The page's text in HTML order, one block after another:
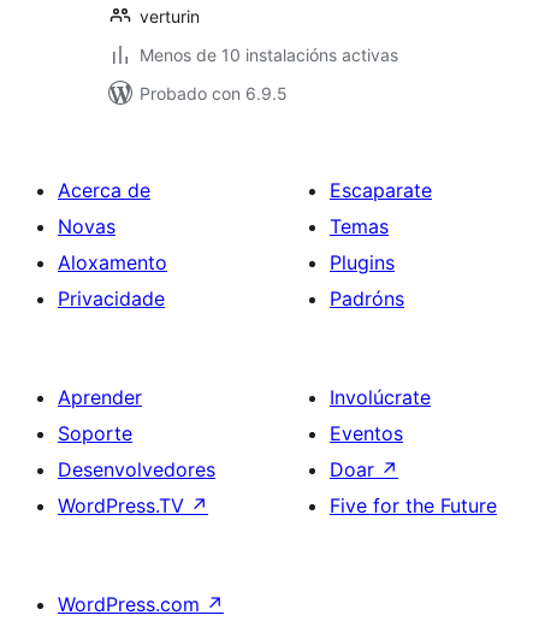
verturin
Menos de 10 instalacións activas
Probado con 6.9.5
Acerca de
Novas
Aloxamento
Privacidade
Escaparate
Temas
Plugins
Padróns
Aprender
Soporte
Desenvolvedores
WordPress.TV ↗
Involúcrate
Eventos
Doar ↗
Five for the Future
WordPress.com ↗